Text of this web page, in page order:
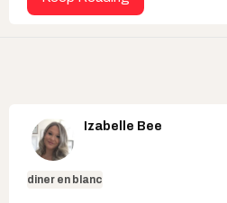
Izabelle Bee
diner en blanc